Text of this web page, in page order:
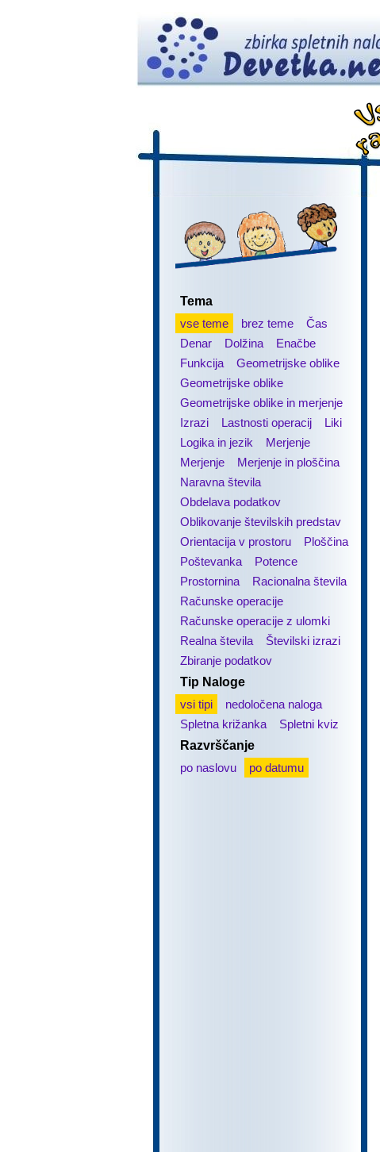
Tema
vse teme
brez teme
Čas
Denar
Dolžina
Enačbe
Funkcija
Geometrijske oblike
Geometrijske oblike
Geometrijske oblike in merjenje
Izrazi
Lastnosti operacij
Liki
Logika in jezik
Merjenje
Merjenje
Merjenje in ploščina
Naravna števila
Obdelava podatkov
Oblikovanje številskih predstav
Orientacija v prostoru
Ploščina
Poštevanka
Potence
Prostornina
Racionalna števila
Računske operacije
Računske operacije z ulomki
Realna števila
Številski izrazi
Zbiranje podatkov
Tip Naloge
vsi tipi
nedoločena naloga
Spletna križanka
Spletni kviz
Razvrščanje
po naslovu
po datumu